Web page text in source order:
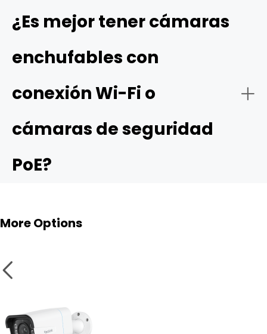
¿Es mejor tener cámaras
enchufables con
conexión Wi-Fi o
cámaras de seguridad
PoE?
More Options